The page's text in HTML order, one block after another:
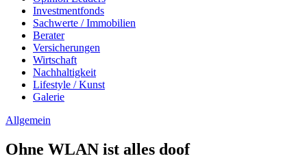
Investmentfonds
Sachwerte / Immobilien
Berater
Versicherungen
Wirtschaft
Nachhaltigkeit
Lifestyle / Kunst
Galerie
Allgemein
Ohne WLAN ist alles doof